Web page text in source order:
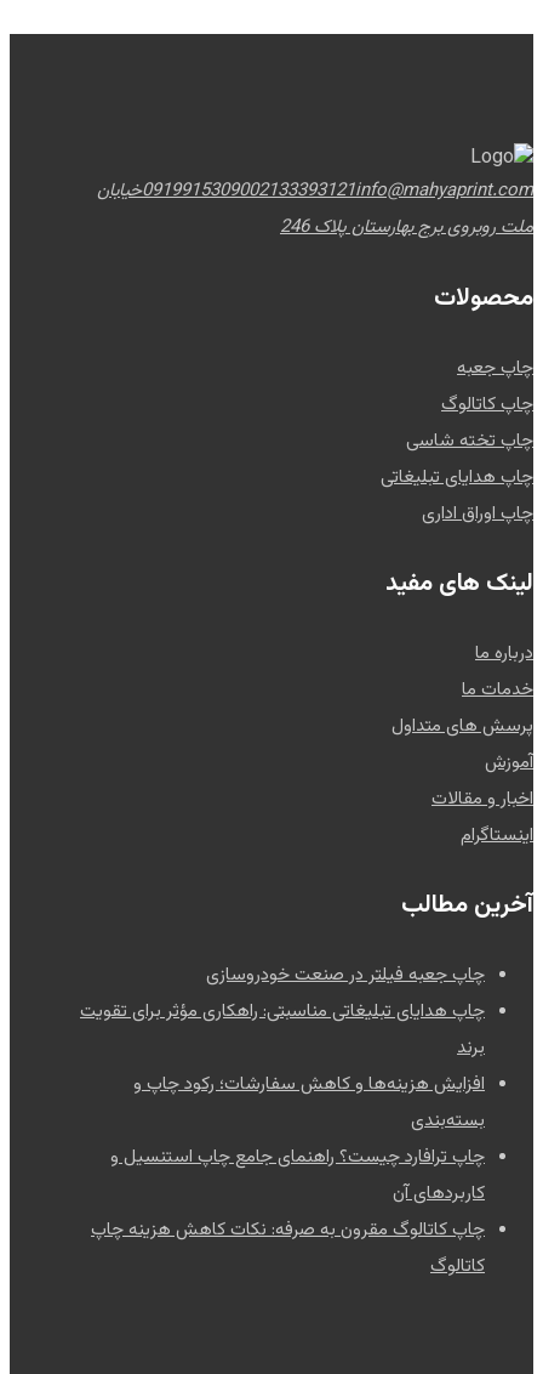
0919915309002133393121info@mahyaprint.com
خیابان
ملت روبروی برج بهارستان پلاک 246
محصولات
چاپ جعبه
چاپ کاتالوگ
چاپ تخته شاسی
چاپ هدایای تبلیغاتی
چاپ اوراق اداری
لینک های مفید
درباره ما
خدمات ما
پرسش های متداول
آموزش
اخبار و مقالات
اینستاگرام
آخرین مطالب
چاپ جعبه فیلتر در صنعت خودروسازی
چاپ هدایای تبلیغاتی مناسبتی: راهکاری مؤثر برای تقویت
برند
افزایش هزینه‌ها و کاهش سفارشات؛ رکود چاپ و
بسته‌بندی
چاپ ترافارد چیست؟ راهنمای جامع چاپ استنسیل و
کاربردهای آن
چاپ کاتالوگ مقرون به صرفه: نکات کاهش هزینه چاپ
کاتالوگ